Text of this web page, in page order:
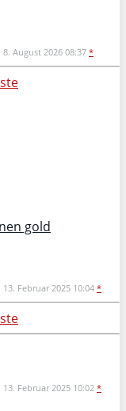
August 2026 08:37 *
gold
Februar 2025 10:04 *
Februar 2025 10:02 *